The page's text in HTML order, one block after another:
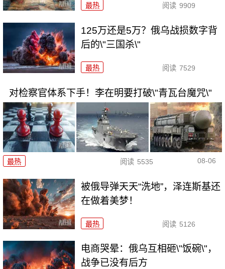
最热 阅读 9909
125万还是5万？俄乌战损数字背
后的\"三国杀\"
最热 阅读 7529
对检察官体系下手！李在明要打破\"青瓦台魔咒\"
最热 阅读 5535 08-06
被俄导弹天天“洗地”，泽连斯基还
在做着美梦！
最热 阅读 5126
电商哭晕：俄乌互相砸\"饭碗\"，
战争已没有后方